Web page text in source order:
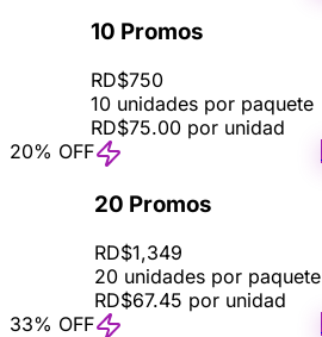
10 Promos
RD$750
10 unidades por paquete
RD$75.00 por unidad
20% OFF
20 Promos
RD$1,349
20 unidades por paquete
RD$67.45 por unidad
33% OFF